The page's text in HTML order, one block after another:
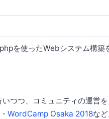
を使ったWebシステム構築
つつ、コミュニティの運営を
・ WordCamp Osaka 2018な